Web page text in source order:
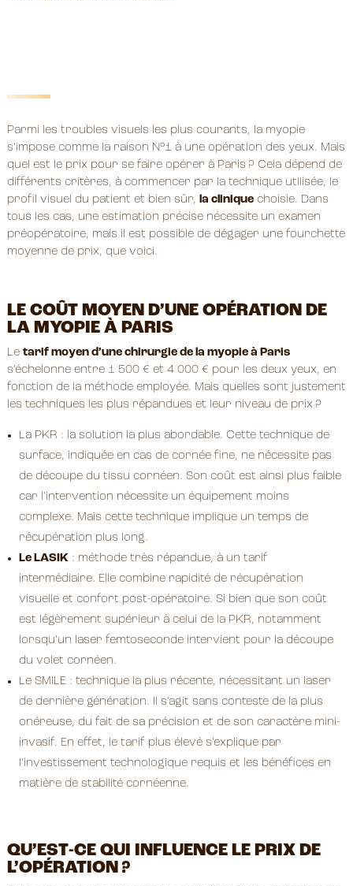
Parmi les troubles visuels les plus courants, la myopie
s’impose comme la raison N°1 à une opération des yeux. Mais
quel est le prix pour se faire opérer à Paris ? Cela dépend de
différents critères, à commencer par la technique utilisée, le
profil visuel du patient et bien sûr, la cliniquechoisie. Dans
tous les cas, une estimation précise nécessite un examen
préopératoire, mais il est possible de dégager une fourchette
moyenne de prix, que voici.
LE COÛT MOYEN D’UNE OPÉRATION DE
LA MYOPIE À PARIS
Le tarif moyen d’une chirurgie de la myopie à Paris
s’échelonne entre 1 500 € et 4 000 € pour les deux yeux, en
fonction de la méthode employée. Mais quelles sont justement
les techniques les plus répandues et leur niveau de prix ?
La PKR : la solution la plus abordable. Cette technique de
surface, indiquée en cas de cornée fine, ne nécessite pas
de découpe du tissu cornéen. Son coût est ainsi plus faible
car l’intervention nécessite un équipement moins
complexe. Mais cette technique implique un temps de
récupération plus long.
Le LASIK: méthode très répandue, à un tarif
intermédiaire. Elle combine rapidité de récupération
visuelle et confort post-opératoire. Si bien que son coût
est légèrement supérieur à celui de la PKR, notamment
lorsqu’un laser femtoseconde intervient pour la découpe
du volet cornéen.
Le SMILE : technique la plus récente, nécessitant un laser
de dernière génération. Il s’agit sans conteste de la plus
onéreuse, du fait de sa précision et de son caractère mini-
invasif. En effet, le tarif plus élevé s’explique par
l’investissement technologique requis et les bénéfices en
matière de stabilité cornéenne.
QU’EST-CE QUI INFLUENCE LE PRIX DE
L’OPÉRATION ?